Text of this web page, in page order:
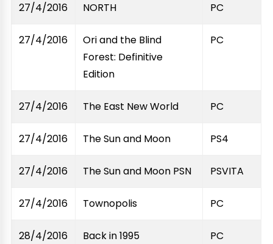
27/4/2016 NORTH PC
27/4/2016
Ori and the Blind
Forest: Definitive
Edition
PC
27/4/2016 The East New World PC
27/4/2016 The Sun and Moon PS4
27/4/2016 The Sun and Moon PSN PSVITA
27/4/2016 Townopolis PC
28/4/2016 Back in 1995 PC